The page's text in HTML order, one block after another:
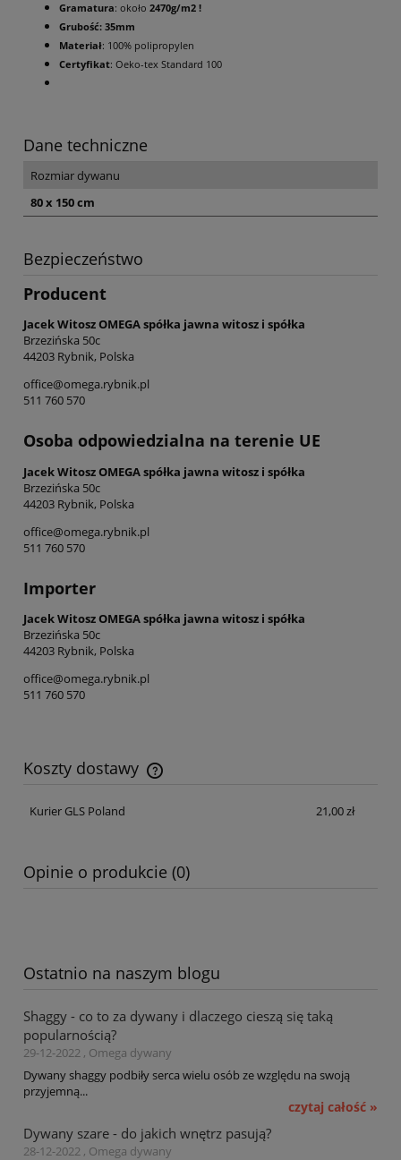
Gramatura: około 2470g/m2 !
Grubość: 35mm
Materiał: 100% polipropylen
Certyfikat: Oeko-tex Standard 100
Dane techniczne
Rozmiar dywanu
80 x 150 cm
Bezpieczeństwo
Producent
Jacek Witosz OMEGA spółka jawna witosz i spółka
Brzezińska 50c
44203 Rybnik, Polska
office@omega.rybnik.pl
511 760 570
Osoba odpowiedzialna na terenie UE
Jacek Witosz OMEGA spółka jawna witosz i spółka
Brzezińska 50c
44203 Rybnik, Polska
office@omega.rybnik.pl
511 760 570
Importer
Jacek Witosz OMEGA spółka jawna witosz i spółka
Brzezińska 50c
44203 Rybnik, Polska
office@omega.rybnik.pl
511 760 570
Koszty dostawy
Cena nie zawiera ewentualnych kosztów płatności
Kurier GLS Poland
21,00 zł
Opinie o produkcie (0)
Ostatnio na naszym blogu
Shaggy - co to za dywany i dlaczego cieszą się taką
popularnością?
29-12-2022 , Omega dywany
Dywany shaggy podbiły serca wielu osób ze względu na swoją
przyjemną...
czytaj całość »
Dywany szare - do jakich wnętrz pasują?
28-12-2022 , Omega dywany